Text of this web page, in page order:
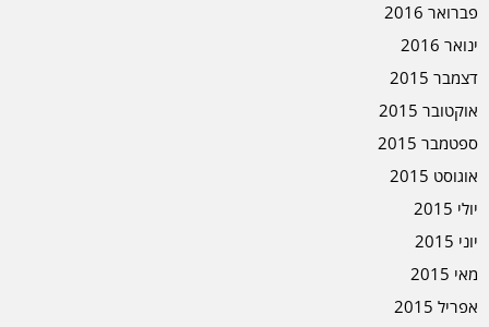
פברואר 2016
ינואר 2016
דצמבר 2015
אוקטובר 2015
ספטמבר 2015
אוגוסט 2015
יולי 2015
יוני 2015
מאי 2015
אפריל 2015